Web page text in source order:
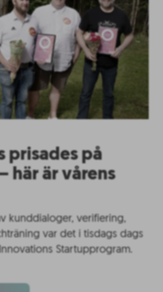
prisades på
här är vårens
kunddialoger, verifiering,
var det i tisdags dags
Startupprogram.